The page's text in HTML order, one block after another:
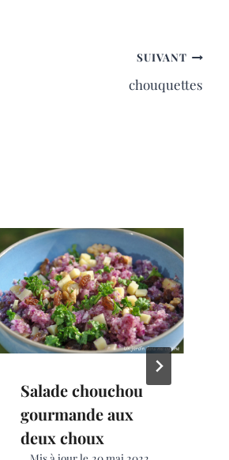
SUIVANT
chouquettes
Salade chouchou
gourmande aux
deux choux